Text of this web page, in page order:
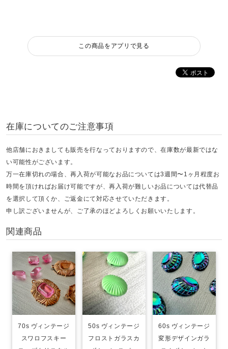
この商品をアプリで見る
在庫についてのご注意事項
他店舗におきましても販売を行なっておりますので、在庫数が最新ではな
い可能性がございます。
万一在庫切れの場合、再入荷が可能なお品については3週間〜1ヶ月程度お
時間を頂ければお届け可能ですが、再入荷が難しいお品については代替品
を選択して頂くか、ご返金にて対応させていただきます。
申し訳ございませんが、ご了承のほどよろしくお願いいたします。
関連商品
70s ヴィンテージ
スワロフスキー
50s ヴィンテージ
フロストガラスカ
60s ヴィンテージ
変形デザインガラ